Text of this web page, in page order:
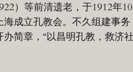
）等前清遗老，于1912年
海成立孔教会。不久组建事务
简章，“以昌明孔教，救济